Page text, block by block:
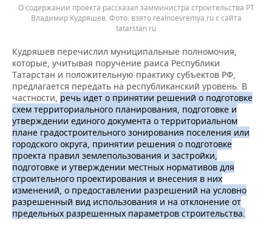
О содержании проекта рассказал замминистра строительства РТ
Владимир Кудряшев.
взято realnoevremya.ru с сайта
tatarstan.ru
Кудряшев перечислил муниципальные полномочия,
которые, учитывая поручение раиса Республики
Татарстан и положительную практику субъектов РФ,
предлагается передать на республиканский уровень. В
частности, речь идет о принятии решений о подготовке
схем территориального планирования, подготовке и
утверждении единого документа о территориальном
плане градостроительного зонирования поселения или
городского округа, принятии решения о подготовке
проекта правил землепользования и застройки,
подготовке и утверждении местных нормативов для
строительного проектирования и внесения в них
изменений, о предоставлении разрешений на условно
разрешенный вид использования и на отклонение от
предельных разрешенных параметров строительства.